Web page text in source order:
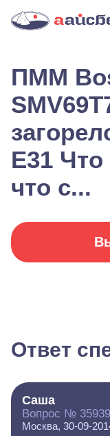
ПММ
E31 Что
что с...
Ответ
Саша
Вопрос № 35939
Москва, 30-09-